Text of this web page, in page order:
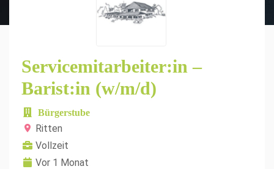
Servicemitarbeiter:in –
Barist:in (w/m/d)
Bürgerstube
Ritten
Vollzeit
Vor 1 Monat